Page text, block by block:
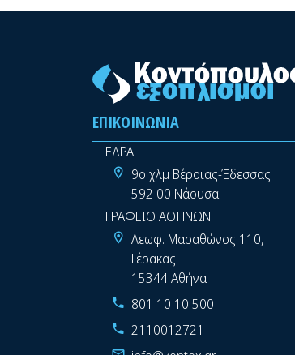
ΕΠΙΚΟΙΝΩΝΊΑ
ΕΔΡΑ
9ο χλμ Βέροιας-Έδεσσας
592 00 Νάουσα
ΓΡΑΦΕΙΟ ΑΘΗΝΩΝ
Λεωφ. Μαραθώνος 110,
Γέρακας
15344 Αθήνα
801 10 10 500
2110012721